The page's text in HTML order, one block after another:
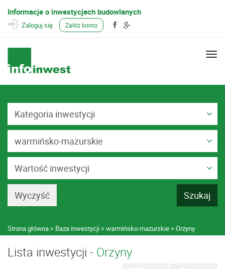
Informacje o inwestycjach budowlanych
Zaloguj się Załóż konto
Kategoria inwestycji
warmińsko-mazurskie
Wartość inwestycji
Strona główna Baza inwestycji warmińsko-mazurskie Orzyny
Lista inwestycji - Orzyny